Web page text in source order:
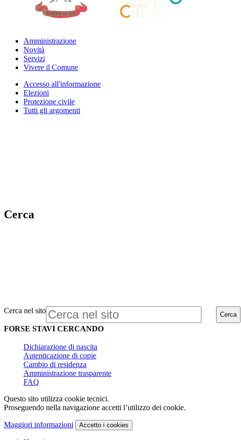
Amministrazione
Novità
Servizi
Vivere il Comune
Accesso all'informazione
Elezioni
Protezione civile
Tutti gli argomenti
Cerca
Cerca nel sito Cerca
FORSE STAVI CERCANDO
Dichiarazione di nascita
Autenticazione di copie
Cambio di residenza
Amministrazione trasparente
FAQ
Questo sito utilizza cookie tecnici.
Proseguendo nella navigazione accetti l’utilizzo dei cookie.
Maggiori informazioni Accetto i cookies